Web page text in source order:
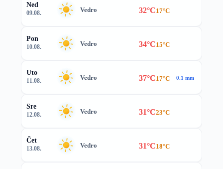
Ned
09.08. Vedro 32°C17°C
Pon
10.08. Vedro 34°C15°C
Uto
11.08. Vedro 37°C17°C 0.1 mm
Sre
12.08. Vedro 31°C23°C
Čet
13.08. Vedro 31°C18°C